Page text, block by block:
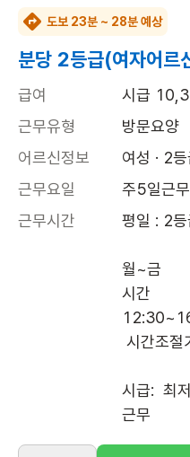
도보 23분 ~ 28분 예상
분당 2등급(여자어르
급여
시급
근무유형
방문요양
어르신정보
여성 · 2
근무요일
주5일근무
근무시간
평일 : 2등
월~금
시간
시급:  최
근무